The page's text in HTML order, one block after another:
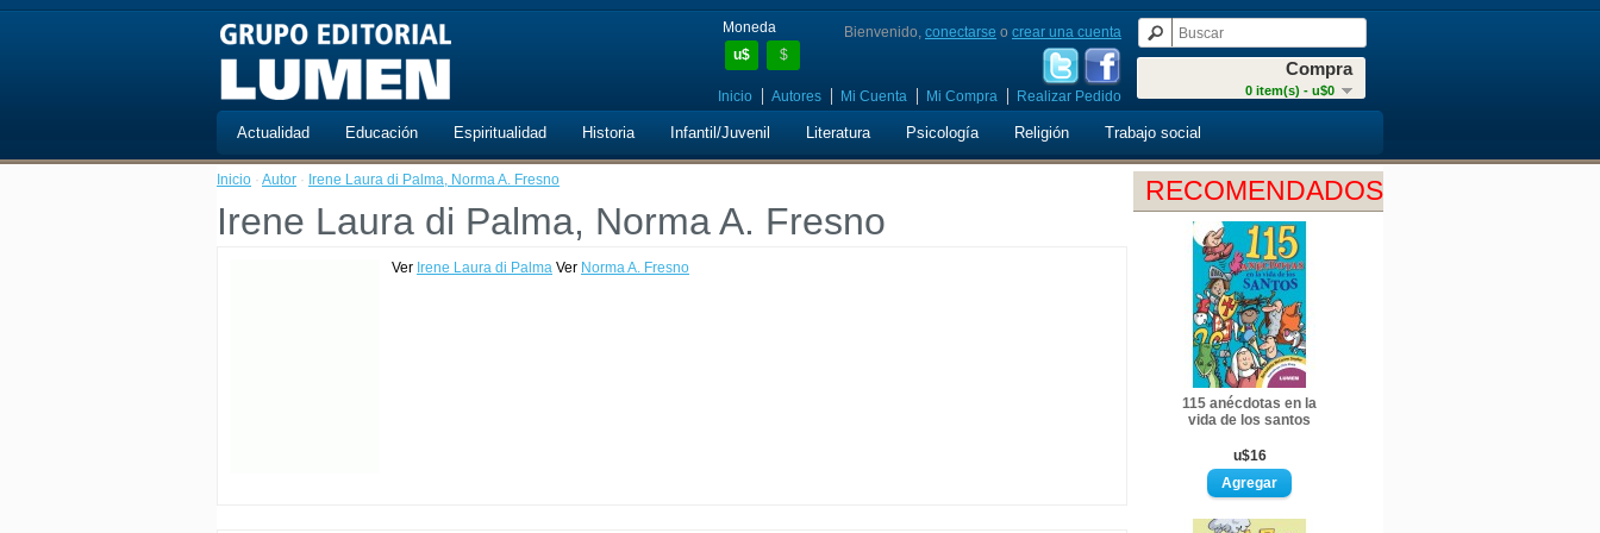
Moneda
u$
$
Compra
0 item(s) - u$0
Bienvenido, conectarse o crear una cuenta
Inicio Autores Mi Cuenta Mi Compra Realizar Pedido
Actualidad Educación Espiritualidad Historia Infantil/Juvenil Literatura Psicología Religión Trabajo social
RECOMENDADOS
115 anécdotas en la
vida de los santos
u$16
Inicio · Autor · Irene Laura di Palma, Norma A. Fresno
Irene Laura di Palma, Norma A. Fresno
Ver Irene Laura di Palma Ver Norma A. Fresno